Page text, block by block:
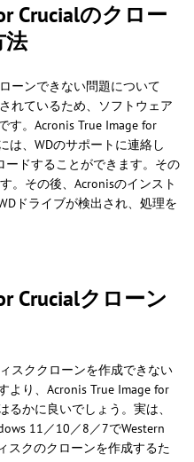
Crucialのクロー
法
ーンできない問題について
れているため、ソフトウェア
す。Acronis True Image for
は、WDのサポートに連絡し
ードすることができます。その
。その後、Acronisのインスト
ドライブが検出され、処理を
Crucialクローン
スククローンを作成できない
より、Acronis True Image for
かに良いでしょう。実は、
11／10／8／7でWestern
スクのクローンを作成するた